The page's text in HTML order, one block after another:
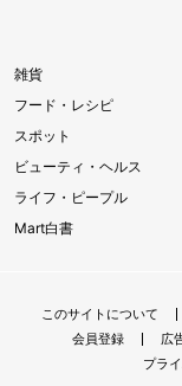
雑貨
フード・レシピ
スポット
ビューティ・ヘルス
ライフ・ピープル
Mart白書
このサイトについて
会員登録
広
プラ